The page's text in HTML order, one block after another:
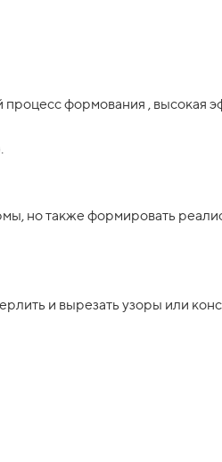
формования , высокая
но также формировать
и вырезать узоры или